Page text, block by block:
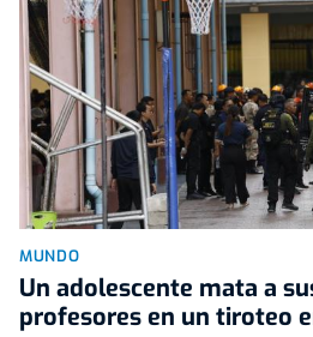
MUNDO
Un adolescente mata a
profesores en un tiroteo